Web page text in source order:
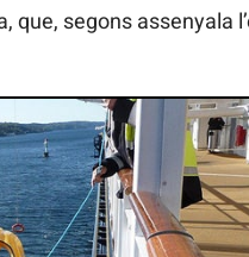
segons assenyala